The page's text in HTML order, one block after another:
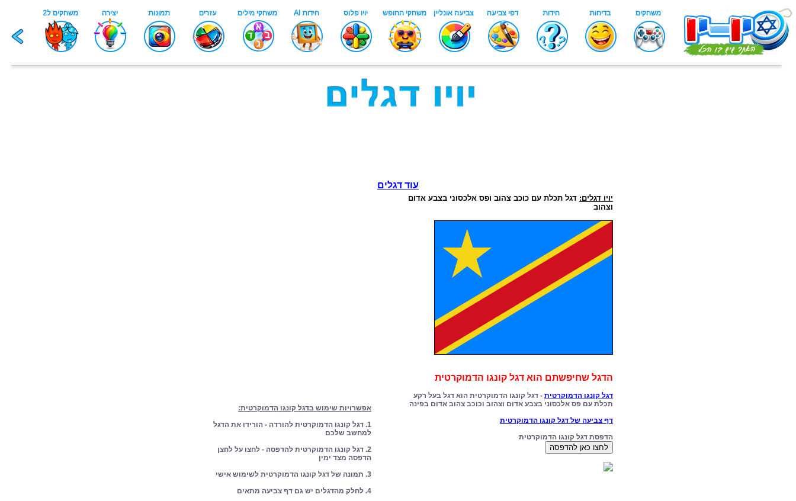
עוד דגלים
יויו דגלים: דגל תכלת עם כוכב צהוב ופס אלכסוני בצבע אדום
וצהוב
הדגל שחיפשתם הוא דגל קונגו הדמוקרטית
דגל קונגו הדמוקרטית - דגל קונגו הדמוקרטית הוא דגל בעל רקע
תכלת עם פס אלכסוני בצבע אדום וצהוב וכוכב צהוב אדום בפינה
דף צביעה של דגל קונגו הדמוקרטית
הדפסת דגל קונגו הדמוקרטית
לחצו כאן להדפסה
אפשרויות שימוש בדגל קונגו הדמוקרטית:
1. דגל קונגו הדמוקרטית להורדה - הורידו את הדגל
למחשב שלכם
2. דגל קונגו הדמוקרטית להדפסה - לחצו על לחצן
הדפסה מצד ימין
3. תמונה של דגל קונגו הדמוקרטית לשימוש אישי
4. לחלק מהדגלים יש גם דף צביעה מתאים